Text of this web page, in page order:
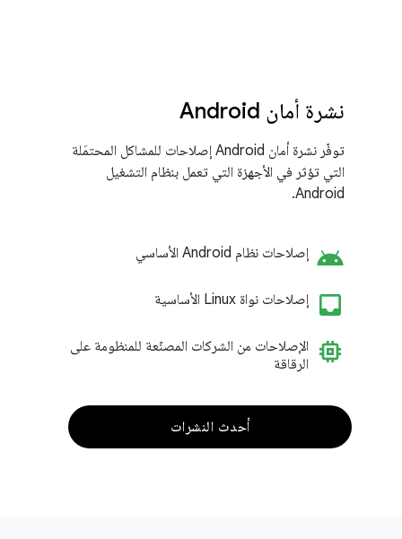
نشرة أمان Android
توفّر نشرة أمان Android إصلاحات للمشاكل المحتمَلة
التي تؤثر في الأجهزة التي تعمل بنظام التشغيل
Android.
android إصلاحات نظام Android الأساسي
إصلاحات نواة Linux الأساسية
memory
الإصلاحات من الشركات المصنّعة للمنظومة على
الرقاقة
أحدث النشرات